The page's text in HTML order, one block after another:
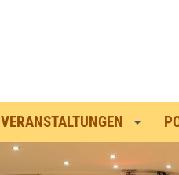
VERANSTALTUNGEN